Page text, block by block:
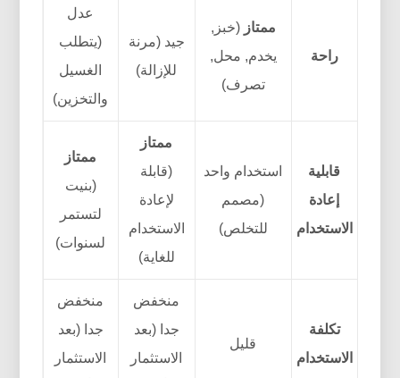
راحة
ممتاز (خبز,
يخدم, محل,
تصرف)
جيد (مرنة
للإزالة)
عدل
(يتطلب
الغسيل
والتخزين)
قابلية
إعادة
الاستخدام
استخدام واحد
(مصمم
للتخلص)
ممتاز
(قابلة
لإعادة
الاستخدام
للغاية)
ممتاز
(بنيت
لتستمر
لسنوات)
تكلفة
الاستخدام
قليل
منخفض
جدا (بعد
الاستثمار
منخفض
جدا (بعد
الاستثمار